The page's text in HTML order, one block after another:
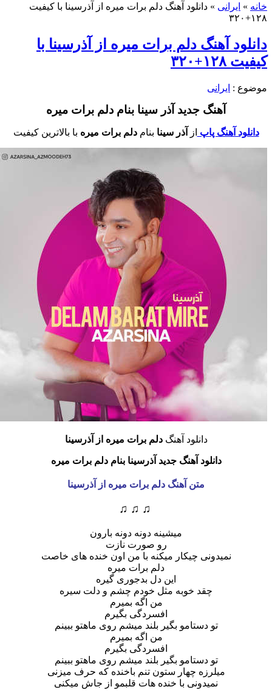
»ایرانی»دانلود آهنگ دلم برات میره از آذرسینا با کیفیت
آهنگ دلم برات میره از آذرسینا با
۱۲۸+۳۲۰
: ایرانی
آهنگ جدید آذر سینا بنام دلم برات میره
دانلود آهنگ پاپازآذر سینا بنامدلم برات میرهبا بالاترین کیفیت
دانلود آهنگدلم برات میره از آذرسینا
دانلود آهنگ جدید آذرسینا بنام دلم برات میره
متن آهنگ دلم برات میره از آذرسینا
♫ ♫ ♫
میشینه دونه دونه بارون
رو صورت نازت
نمیدونی چیکار میکنه با من اون خنده های خاصت
دلم برات میره
این دل بدجوری گیره
چقد خوبه مثل خودم چشم و دلت سیره
من اگه بمیرم
افسردگی بگیرم
تو دستامو بگیر بلند میشم روی ماهتو ببینم
من اگه بمیرم
افسردگی بگیرم
تو دستامو بگیر بلند میشم روی ماهتو ببینم
میلرزه چهار ستون تنم باخنده که حرف میزنی
نمیدونی با خنده هات قلبمو از جاش میکنی